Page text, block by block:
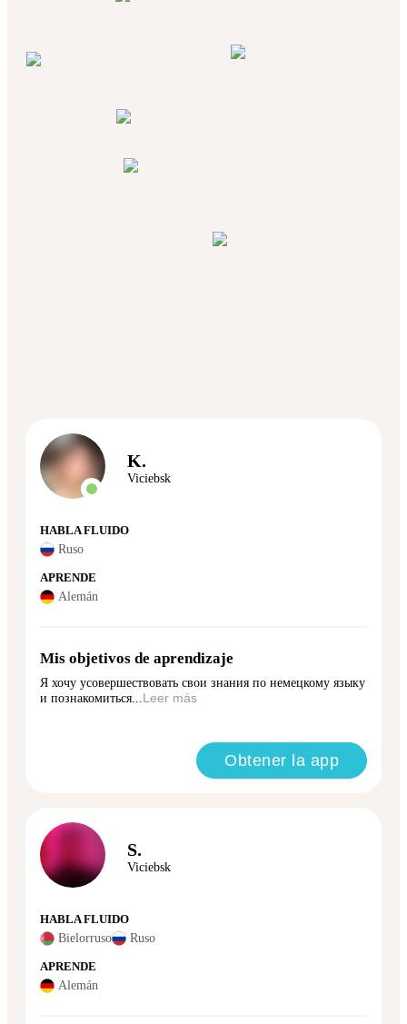
K.
Viciebsk
HABLA FLUIDO
Ruso
APRENDE
Alemán
Mis objetivos de aprendizaje
Я хочу усовершествовать свои знания по немецкому языку
и познакомиться...Leer más
Obtener la app
S.
Viciebsk
HABLA FLUIDO
Bielorruso Ruso
APRENDE
Alemán